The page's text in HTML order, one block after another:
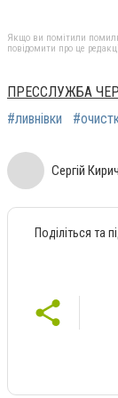
Якщо ви помітили
повідомити про це
ПРЕССЛУЖБА
#ливнівки
Сергій
Поділіться та